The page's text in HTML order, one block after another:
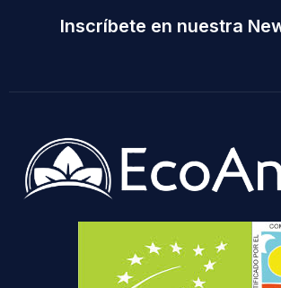
Inscríbete en nuestra